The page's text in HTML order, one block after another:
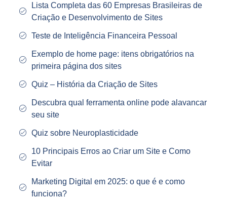
Lista Completa das 60 Empresas Brasileiras de
Criação e Desenvolvimento de Sites
Teste de Inteligência Financeira Pessoal
Exemplo de home page: itens obrigatórios na
primeira página dos sites
Quiz – História da Criação de Sites
Descubra qual ferramenta online pode alavancar
seu site
Quiz sobre Neuroplasticidade
10 Principais Erros ao Criar um Site e Como
Evitar
Marketing Digital em 2025: o que é e como
funciona?